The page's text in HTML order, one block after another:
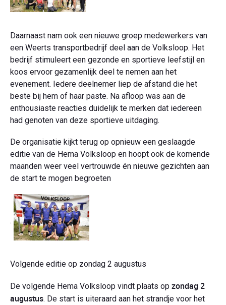
Daarnaast nam ook een nieuwe groep medewerkers van
een Weerts transportbedrijf deel aan de Volksloop. Het
bedrijf stimuleert een gezonde en sportieve leefstijl en
koos ervoor gezamenlijk deel te nemen aan het
evenement. Iedere deelnemer liep de afstand die het
beste bij hem of haar paste. Na afloop was aan de
enthousiaste reacties duidelijk te merken dat iedereen
had genoten van deze sportieve uitdaging.
De organisatie kijkt terug op opnieuw een geslaagde
editie van de Hema Volksloop en hoopt ook de komende
maanden weer veel vertrouwde én nieuwe gezichten aan
de start te mogen begroeten
.
Volgende editie op zondag 2 augustus
De volgende Hema Volksloop vindt plaats op zondag 2
augustus. De start is uiteraard aan het strandje voor het